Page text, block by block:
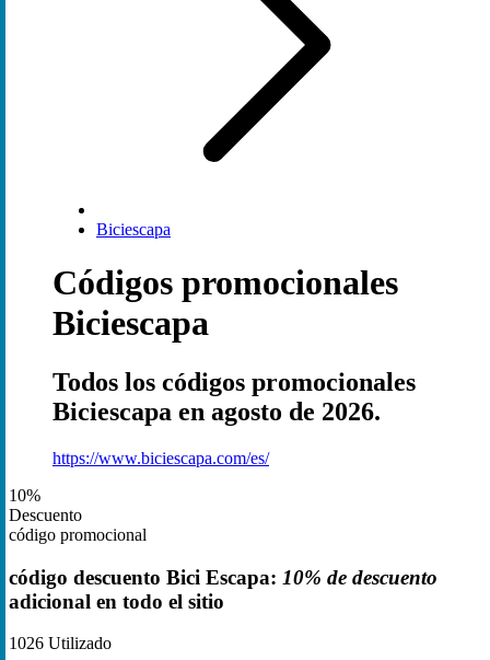
Biciescapa
Códigos promocionales
Biciescapa
Todos los códigos promocionales
Biciescapa en agosto de 2026.
https://www.biciescapa.com/es/
10%
Descuento
código promocional
código descuento Bici Escapa: 10% de descuento
adicional en todo el sitio
1026 Utilizado